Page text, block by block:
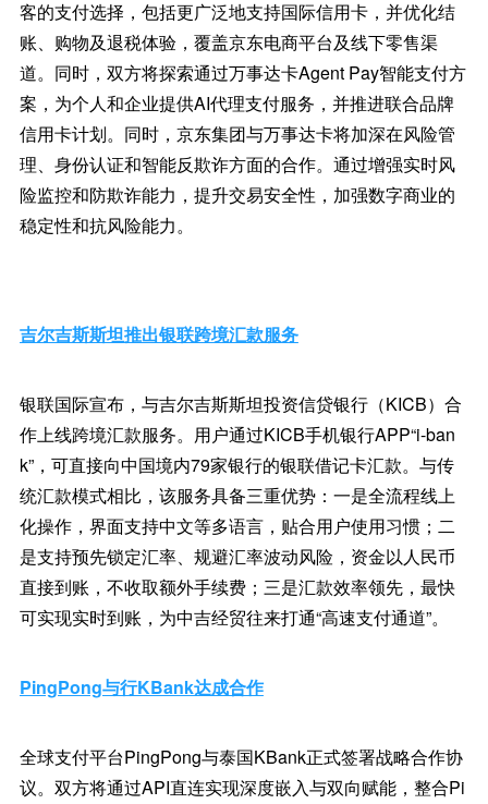
客的支付选择，包括更广泛地支持国际信用卡，并优化结
账、购物及退税体验，覆盖京东电商平台及线下零售渠
道。同时，双方将探索通过万事达卡Agent Pay智能支付方
案，为个人和企业提供AI代理支付服务，并推进联合品牌
信用卡计划。同时，京东集团与万事达卡将加深在风险管
理、身份认证和智能反欺诈方面的合作。通过增强实时风
险监控和防欺诈能力，提升交易安全性，加强数字商业的
稳定性和抗风险能力。
吉尔吉斯斯坦推出银联跨境汇款服务
银联国际宣布，与吉尔吉斯斯坦投资信贷银行（KICB）合
作上线跨境汇款服务。用户通过KICB手机银行APP“i-ban
k”，可直接向中国境内79家银行的银联借记卡汇款。与传
统汇款模式相比，该服务具备三重优势：一是全流程线上
化操作，界面支持中文等多语言，贴合用户使用习惯；二
是支持预先锁定汇率、规避汇率波动风险，资金以人民币
直接到账，不收取额外手续费；三是汇款效率领先，最快
可实现实时到账，为中吉经贸往来打通“高速支付通道”。
PingPong与行KBank达成合作
全球支付平台PingPong与泰国KBank正式签署战略合作协
议。双方将通过API直连实现深度嵌入与双向赋能，整合Pi